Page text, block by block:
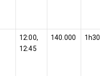
12:00,
12:45
140.000 1h30